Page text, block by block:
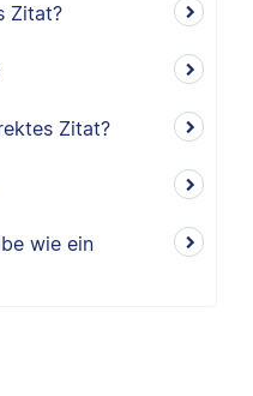
Zitat?
Zitat?
wie ein